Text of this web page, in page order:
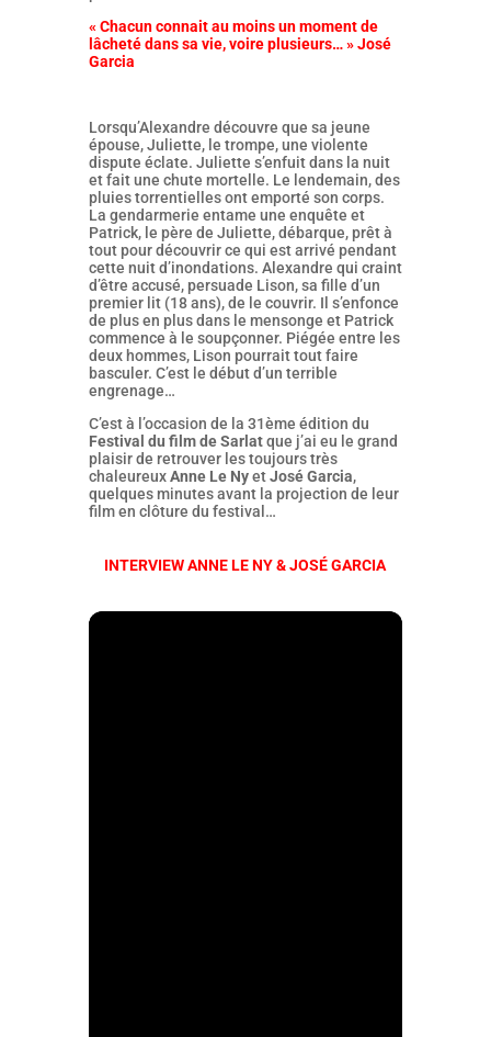
« Chacun connait au moins un moment de
lâcheté dans sa vie, voire plusieurs… » José
Garcia
Lorsqu’Alexandre découvre que sa jeune
épouse, Juliette, le trompe, une violente
dispute éclate. Juliette s’enfuit dans la nuit
et fait une chute mortelle. Le lendemain, des
pluies torrentielles ont emporté son corps.
La gendarmerie entame une enquête et
Patrick, le père de Juliette, débarque, prêt à
tout pour découvrir ce qui est arrivé pendant
cette nuit d’inondations. Alexandre qui craint
d’être accusé, persuade Lison, sa fille d’un
premier lit (18 ans), de le couvrir. Il s’enfonce
de plus en plus dans le mensonge et Patrick
commence à le soupçonner. Piégée entre les
deux hommes, Lison pourrait tout faire
basculer. C’est le début d’un terrible
engrenage…
C’est à l’occasion de la 31ème édition du
Festival du film de Sarlatque j’ai eu le grand
plaisir de retrouver les toujours très
chaleureuxAnne Le NyetJosé Garcia,
quelques minutes avant la projection de leur
film en clôture du festival…
INTERVIEW ANNE LE NY & JOSÉ GARCIA